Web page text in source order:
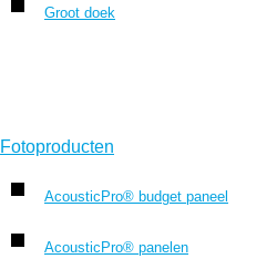
Groot doek
Fotoproducten
AcousticPro® budget paneel
AcousticPro® panelen